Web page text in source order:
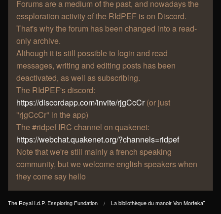
Forums are a medium of the past, and nowadays the
essploration activity of the RIdPEF is on Discord.
That's why the forum has been changed into a read-
only archive.
Although it is still possible to login and read
messages, writing and editing posts has been
deactivated, as well as subscribing.
The RIdPEF's discord:
https://discordapp.com/invite/rjgCcCr(or just
"rjgCcCr" in the app)
The #ridpef IRC channel on quakenet:
https://webchat.quakenet.org/?channels=ridpef
Note that we're still mainly a french speaking
community, but we welcome english speakers when
they come say hello
The Royal I.d.P. Essploring Fundation La bibliothèque du manoir Von Mortekaï